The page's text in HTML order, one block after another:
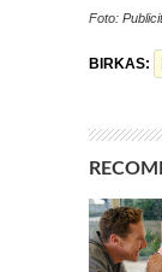
Foto:
BIRKAS: